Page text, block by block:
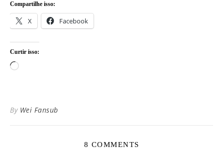
Compartilhe isso:
X Facebook
Curtir isso:
Carregando...
By Wei Fansub
8 COMMENTS